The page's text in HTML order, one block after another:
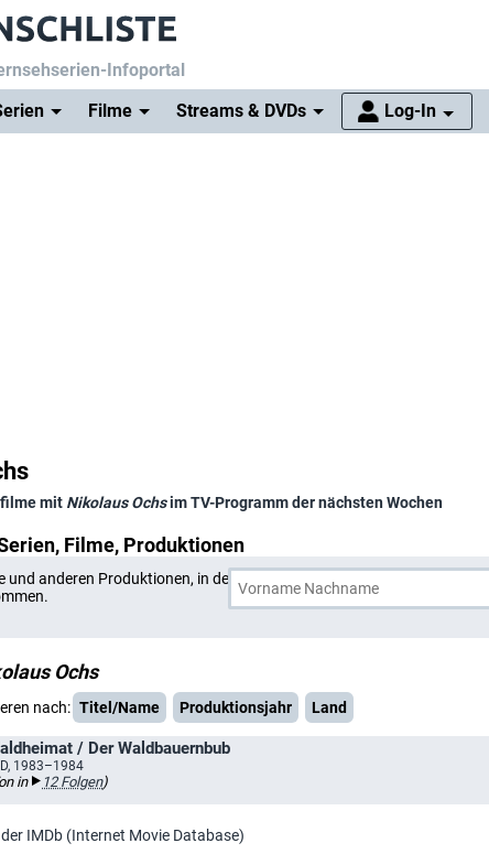
Infoportal
Filme Streams & DVDs Log-In
mit Nikolaus Ochsim TV-Programm der nächsten Wochen
Filme, Produktionen
und anderen Produktionen, in denen Nikolaus Ochs
Ochs
nach: Titel/Name Produktionsjahr Land
/ Der Waldbauernbub
1983–1984
in 12 Folgen)
IMDb (Internet Movie Database)